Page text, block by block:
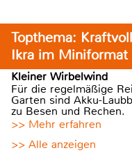
Topthema:
Ikra im Miniformat
Kleiner Wirbelwind
Für die regelmäßige
Garten sind Akku-
zu Besen und Rechen.
>> Mehr erfahren
>> Alle anzeigen